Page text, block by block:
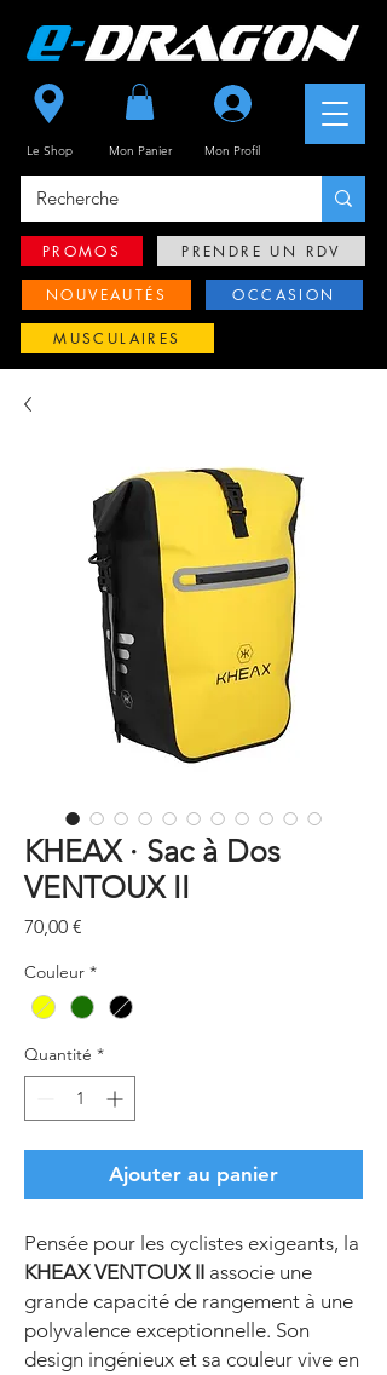
Le Shop Mon Panier
Se connecter
Mon Profil
PROMOS PRENDRE UN RDV
NOUVEAUTÉS OCCASION
MUSCULAIRES
KHEAX · Sac à Dos
VENTOUX II
70,00 €
Couleur *
Quantité *
Ajouter au panier
Pensée pour les cyclistes exigeants, la
KHEAX VENTOUX II associe une
grande capacité de rangement à une
polyvalence exceptionnelle. Son
design ingénieux et sa couleur vive en